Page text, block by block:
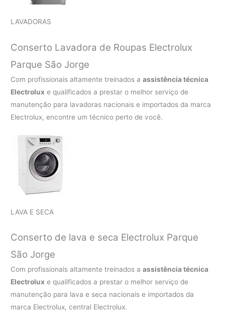
LAVADORAS
Conserto Lavadora de Roupas Electrolux
Parque São Jorge
Com profissionais altamente treinados aassistência técnica
Electrolux e qualificados a prestar o melhor serviço de
manutenção para lavadoras nacionais e importados da marca
Electrolux, encontre um técnico perto de você.
LAVA E SECA
Conserto de lava e seca Electrolux Parque
São Jorge
Com profissionais altamente treinados aassistência técnica
Electrolux e qualificados a prestar o melhor serviço de
manutenção para lava e seca nacionais e importados da
marca Electrolux, central Electrolux.